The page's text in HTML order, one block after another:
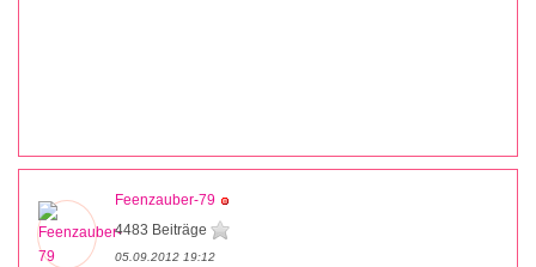
Feenzauber-79
4483 Beiträge
05.09.2012 19:12